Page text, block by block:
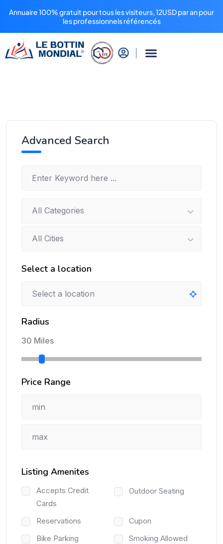
Annuaire 100% gratuit pour tous les visiteurs, 12USD par an pour
les professionnels référencés
Advanced Search
All Categories
All Cities
Select a location
Radius
30 Miles
Price Range
Listing Amenites
Accepts Credit
Cards
Outdoor Seating
Reservations
Cupon
Bike Parking
Smoking Allowed